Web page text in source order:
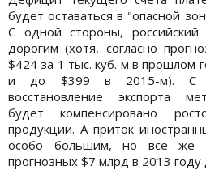
будет оставаться в "опасной
С одной стороны,
дорогим (хотя, согласно
$424 за 1 тыс. куб. м в прошлом
и до $399 в 2015-м). С
восстановление экспорта
будет компенсировано
продукции. А приток
особо большим, но все же
прогнозных $7 млрд в 2013